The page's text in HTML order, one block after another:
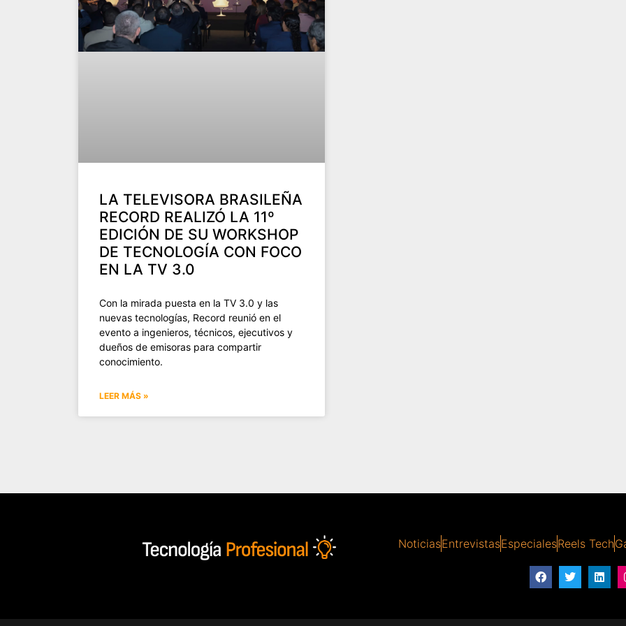
LA TELEVISORA BRASILEÑA
RECORD REALIZÓ LA 11º
EDICIÓN DE SU WORKSHOP
DE TECNOLOGÍA CON FOCO
EN LA TV 3.0
Con la mirada puesta en la TV 3.0 y las
nuevas tecnologías, Record reunió en el
evento a ingenieros, técnicos, ejecutivos y
dueños de emisoras para compartir
conocimiento.
LEER MÁS »
NoticiasEntrevistasEspecialesReels Tech